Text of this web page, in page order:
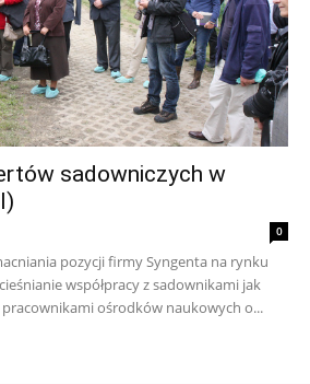
sadowniczych w
0
pozycji firmy Syngenta na rynku
współpracy z sadownikami jak
ośrodków naukowych o...